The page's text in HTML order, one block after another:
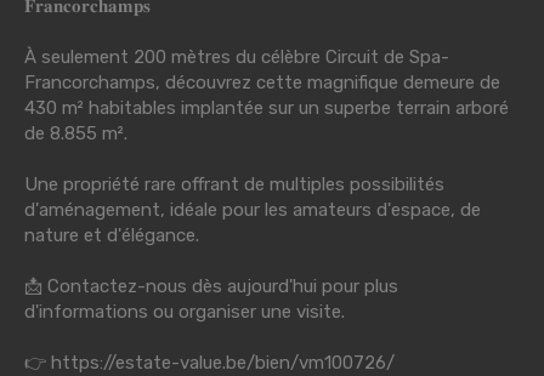
𝐅𝐫𝐚𝐧𝐜𝐨𝐫𝐜𝐡𝐚𝐦𝐩𝐬
À seulement 200 mètres du célèbre Circuit de Spa-
Francorchamps, découvrez cette magnifique demeure de
430 m² habitables implantée sur un superbe terrain arboré
de 8.855 m².
Une propriété rare offrant de multiples possibilités
d'aménagement, idéale pour les amateurs d'espace, de
nature et d'élégance.
📩 Contactez-nous dès aujourd'hui pour plus
d'informations ou organiser une visite.
👉 https://estate-value.be/bien/vm100726/